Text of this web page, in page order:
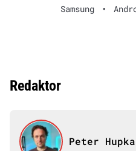
Samsung •
Redaktor
Peter Hupka